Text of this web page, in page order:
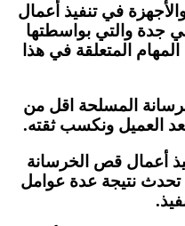
في تنفيذ أعمال
جدة والتي بواسطتها
المتعلقة في هذا
المسلحة اقل من
العميل ونكسب ثقته.
أعمال قص الخرسانة
تحدث نتيجة عدة عوامل